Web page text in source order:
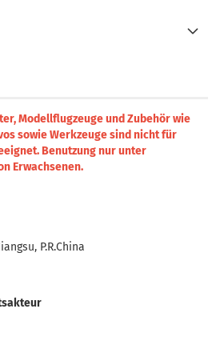
Modellflugzeuge und Zubehör wie
sowie Werkzeuge sind nicht für
Benutzung nur unter
Erwachsenen.
P.R.China